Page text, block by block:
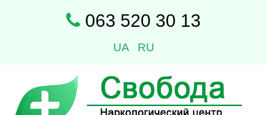
063 520 30 13
UA RU